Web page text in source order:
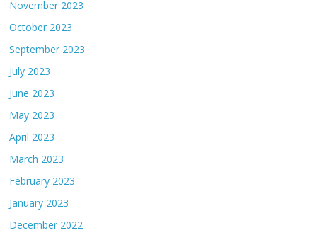
November 2023
October 2023
September 2023
July 2023
June 2023
May 2023
April 2023
March 2023
February 2023
January 2023
December 2022